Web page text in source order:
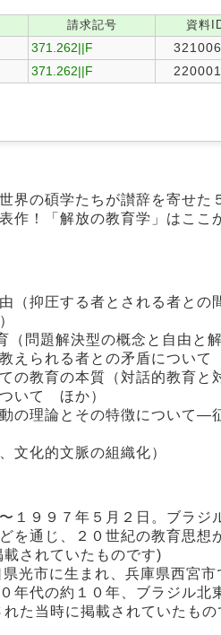
請求記号 資料
371.262||F
371.262||F
界の碩学たちが讃辞を寄せ
作！「解放の教育学」はここ
抑圧する者とされる者との
問題解決型の概念と自由と
えられる者との矛盾について
教育の本質（対話的教育と
いて ほか）
理論とその特徴について―
文化的文脈の組織化）
１９９７年５月２日。ブラジ
を通じ、２０世紀の教育思想
されていたものです)
光市に生まれ、兵庫県西宮
年代の約１０年、ブラジル
た当時に掲載されていたもの